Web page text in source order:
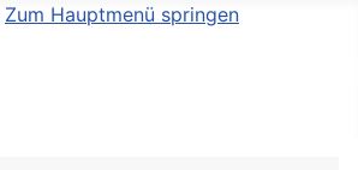
Zum Hauptmenü springen